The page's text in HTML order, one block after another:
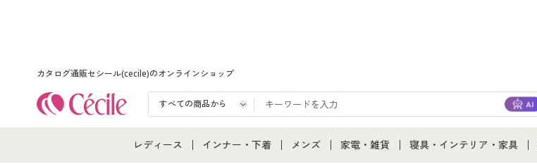
カタログ通販セシール(cecile)のオンラインショップ
レディース インナー・下着 メンズ 家電・雑貨 寝具・インテリア・家具